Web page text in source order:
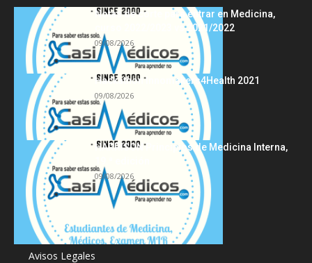
Notas de corte para entrar en Medicina,
curso 2022/2023 vs 2021/2022
09/08/2026
Hackathon Innomakers4Health 2021
09/08/2026
HARRISON Principios de Medicina Interna,
09/08/2026
Acerca de
Avisos Legales